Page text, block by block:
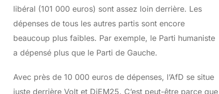
libéral (101 000 euros) sont assez loin derrière. Les
dépenses de tous les autres partis sont encore
beaucoup plus faibles. Par exemple, le Parti humaniste
a dépensé plus que le Parti de Gauche.
Avec près de 10 000 euros de dépenses, l’AfD se situe
juste derrière Volt et DiEM25. C’est peut-être parce que